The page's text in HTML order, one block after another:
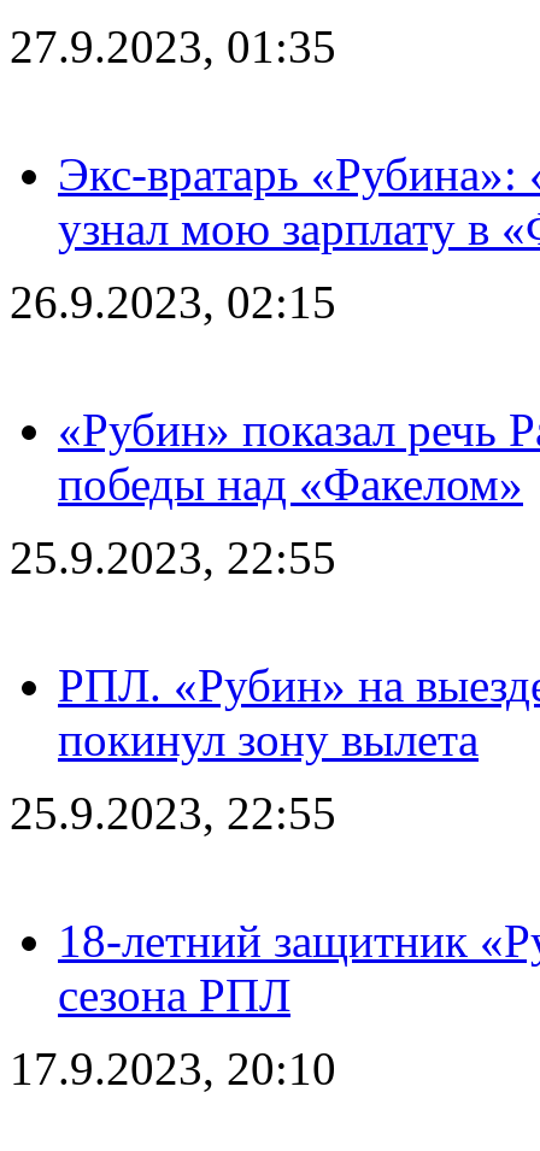
27.9.2023, 01:35
Экс-вратарь «Рубина»:
узнал мою зарплату в
26.9.2023, 02:15
«Рубин» показал речь
победы над «Факелом»
25.9.2023, 22:55
РПЛ. «Рубин» на
покинул зону вылета
25.9.2023, 22:55
18-летний защитник
сезона РПЛ
17.9.2023, 20:10